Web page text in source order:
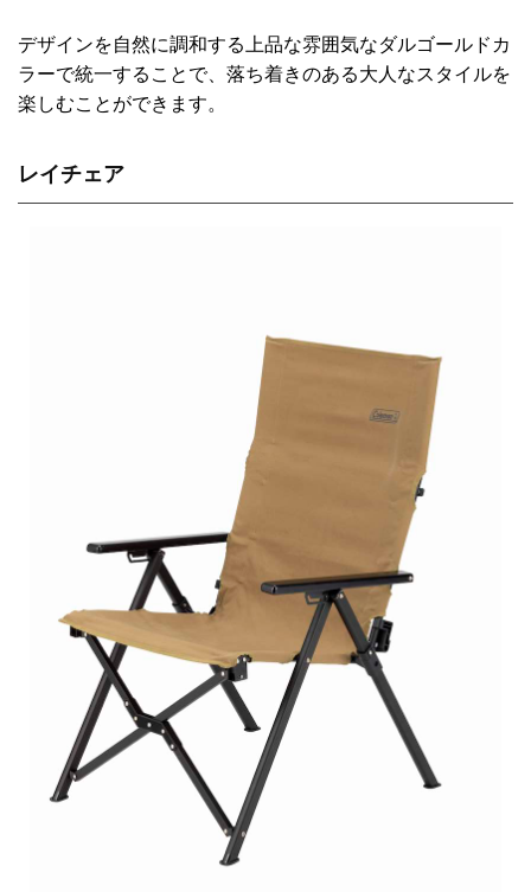
デザインを自然に調和する上品な雰囲気なダルゴールドカ
ラーで統一することで、落ち着きのある大人なスタイルを
楽しむことができます。
レイチェア